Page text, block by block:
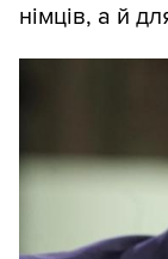
німців, а й